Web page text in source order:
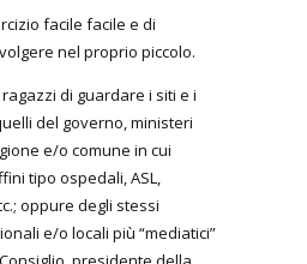
facile facile e di
nel proprio piccolo.
di guardare i siti e i
del governo, ministeri
e/o comune in cui
tipo ospedali, ASL,
oppure degli stessi
e/o locali più “mediatici”